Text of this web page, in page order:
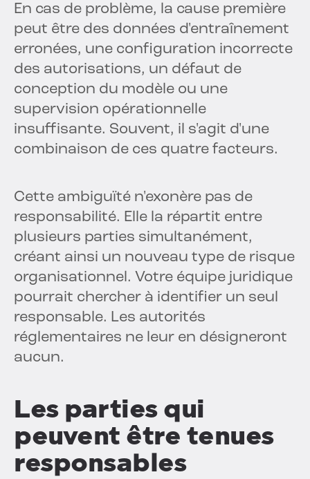
En cas de problème, la cause première
peut être des données d'entraînement
erronées, une configuration incorrecte
des autorisations, un défaut de
conception du modèle ou une
supervision opérationnelle
insuffisante. Souvent, il s'agit d'une
combinaison de ces quatre facteurs.
Cette ambiguïté n'exonère pas de
responsabilité. Elle la répartit entre
plusieurs parties simultanément,
créant ainsi un nouveau type de risque
organisationnel. Votre équipe juridique
pourrait chercher à identifier un seul
responsable. Les autorités
réglementaires ne leur en désigneront
aucun.
Les parties qui
peuvent être tenues
responsables